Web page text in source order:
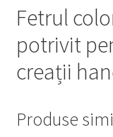
Fetrul
potrivit
creații
Produse